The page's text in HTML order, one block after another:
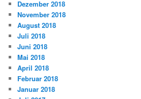
Dezember 2018
November 2018
August 2018
Juli 2018
Juni 2018
Mai 2018
April 2018
Februar 2018
Januar 2018